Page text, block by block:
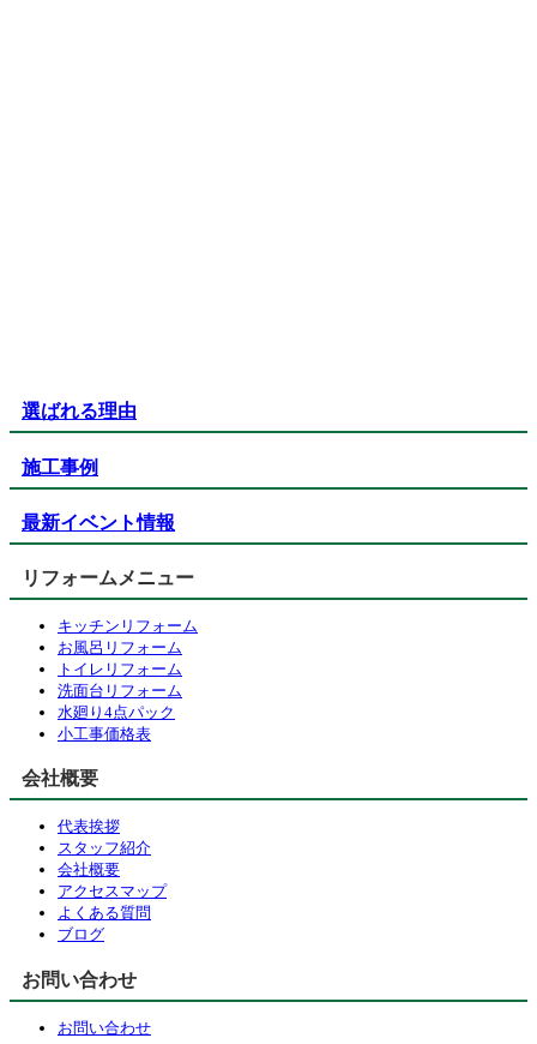
選ばれる理由
施工事例
最新イベント情報
リフォームメニュー
キッチンリフォーム
お風呂リフォーム
トイレリフォーム
洗面台リフォーム
水廻り4点パック
小工事価格表
会社概要
代表挨拶
スタッフ紹介
会社概要
アクセスマップ
よくある質問
ブログ
お問い合わせ
お問い合わせ